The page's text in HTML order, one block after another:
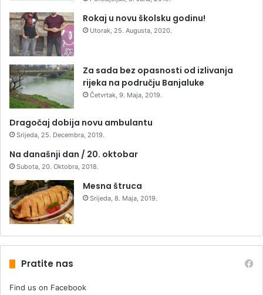
Rokaj u novu školsku godinu!
Utorak, 25. Augusta, 2020.
Za sada bez opasnosti od izlivanja
rijeka na području Banjaluke
Četvrtak, 9. Maja, 2019.
Dragočaj dobija novu ambulantu
Srijeda, 25. Decembra, 2019.
Na današnji dan / 20. oktobar
Subota, 20. Oktobra, 2018.
Mesna štruca
Srijeda, 8. Maja, 2019.
Pratite nas
Find us on Facebook